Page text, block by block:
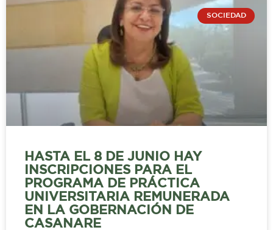
SOCIEDAD
HASTA EL 8 DE JUNIO HAY
INSCRIPCIONES PARA EL
PROGRAMA DE PRÁCTICA
UNIVERSITARIA REMUNERADA
EN LA GOBERNACIÓN DE
CASANARE